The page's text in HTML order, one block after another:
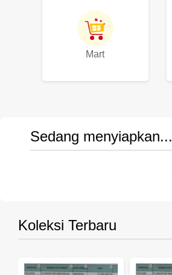
Mart
Sedang menyiapkan...
Koleksi Terbaru